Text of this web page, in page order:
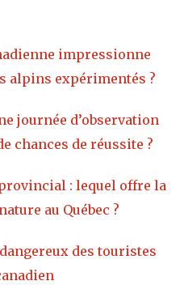
impressionne
alpins expérimentés ?
journée d’observation
chances de réussite ?
: lequel offre la
au Québec ?
des touristes